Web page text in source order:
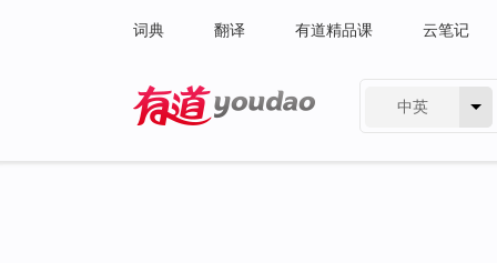
词典 翻译 有道精品课 云笔记
中英